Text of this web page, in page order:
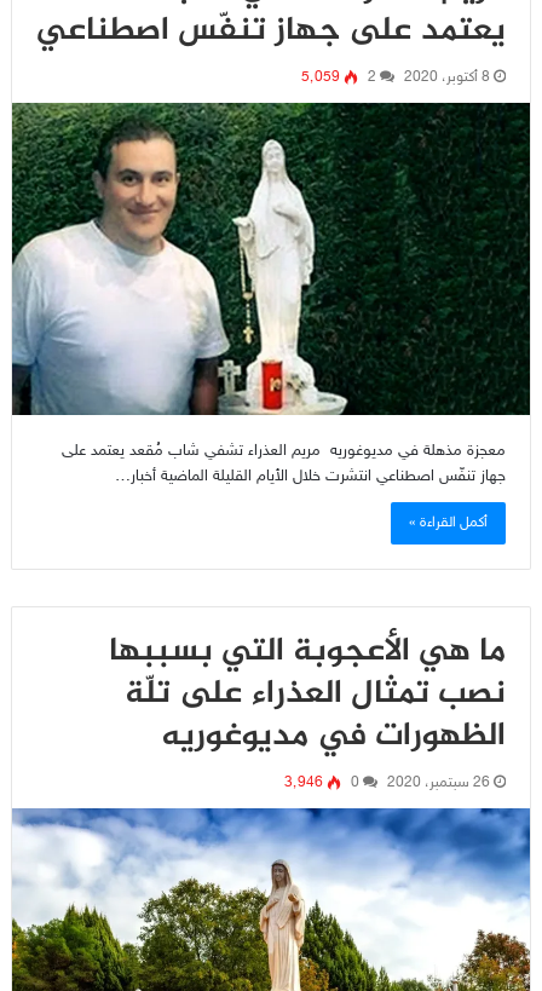
يعتمد على جهاز تنفّس اصطناعي
8 أكتوبر، 2020 2 5٬059
معجزة مذهلة في مديوغوريه مريم العذراء تشفي شاب مُقعد يعتمد على
جهاز تنفّس اصطناعي انتشرت خلال الأيام القليلة الماضية أخبار…
أكمل القراءة »
ما هي الأعجوبة التي بسببها
نصب تمثال العذراء على تلّة
الظهورات في مديوغوريه
26 سبتمبر، 2020 0 3٬946